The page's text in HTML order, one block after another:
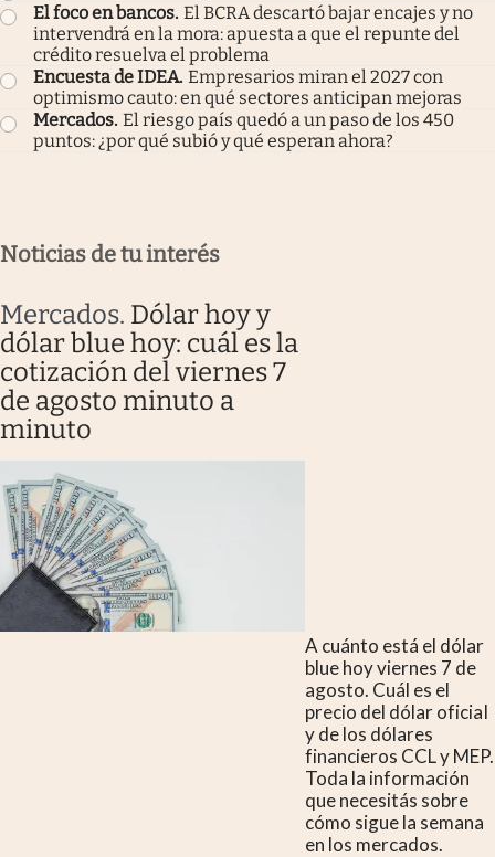
El foco en bancos. El BCRA descartó bajar encajes y no
intervendrá en la mora: apuesta a que el repunte del
crédito resuelva el problema
Encuesta de IDEA. Empresarios miran el 2027 con
optimismo cauto: en qué sectores anticipan mejoras
Mercados. El riesgo país quedó a un paso de los 450
puntos: ¿por qué subió y qué esperan ahora?
Noticias de tu interés
Mercados. Dólar hoy y
dólar blue hoy: cuál es la
cotización del viernes 7
de agosto minuto a
minuto
A cuánto está el dólar
blue hoy viernes 7 de
agosto. Cuál es el
precio del dólar oficial
y de los dólares
financieros CCL y MEP.
Toda la información
que necesitás sobre
cómo sigue la semana
en los mercados.